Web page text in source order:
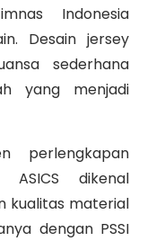
Indonesia
Desain jersey
sederhana
yang menjadi
perlengkapan
dikenal
kualitas material
dengan PSSI